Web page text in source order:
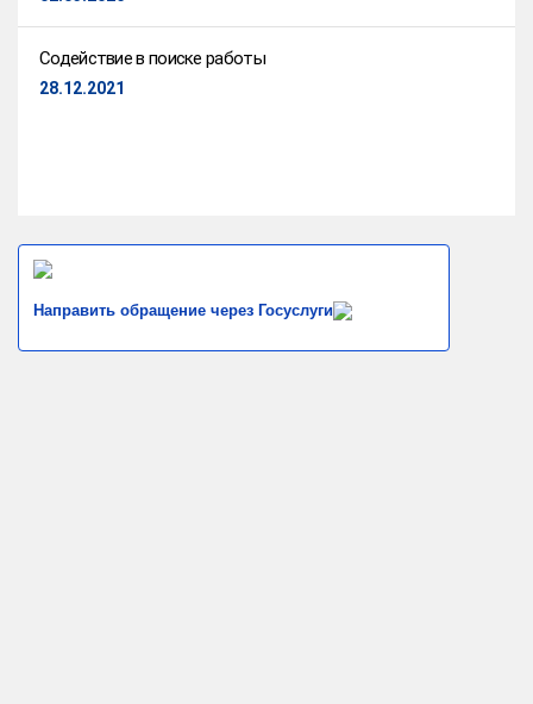
Содействие в поиске работы
28.12.2021
Направить обращение через Госуслуги